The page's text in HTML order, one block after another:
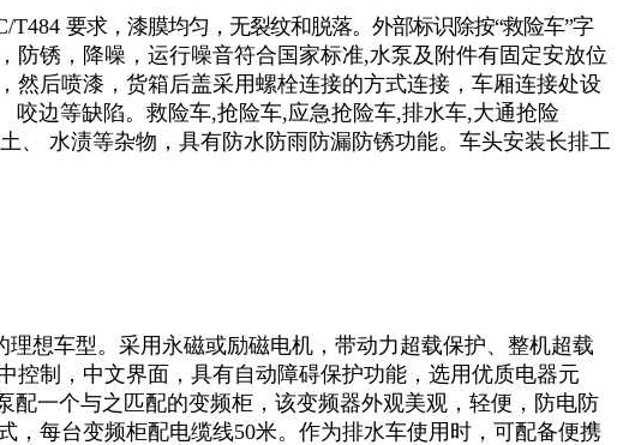
T484 要求，漆膜均匀，无裂纹和脱落。外部标识除按“救险车”字
锈，降噪，运行噪音符合国家标准,水泵及附件有固定安放位
然后喷漆，货箱后盖采用螺栓连接的方式连接，车厢连接处设
边等缺陷。救险车,抢险车,应急抢险车,排水车,大通抢险
、 水渍等杂物，具有防水防雨防漏防锈功能。 车头安装长排工
想车型。 采用永磁或励磁电机，带动力超载保护、整机超载
制，中文界面，具有自动障碍保护功能，选用优质电器元
配一个与之匹配的变频柜，该变频器外观美观，轻便，防电防
每台变频柜配电缆线50米。作为排水车使用时，可配备便携